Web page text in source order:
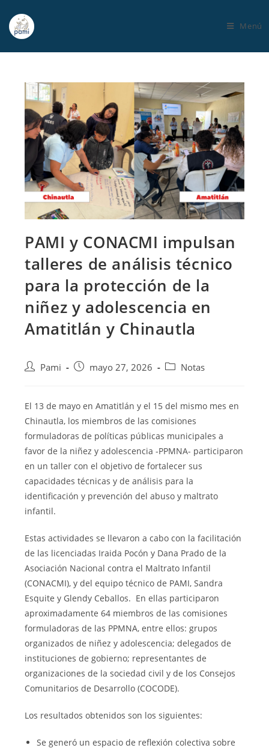
Menú
PAMI y CONACMI impulsan
talleres de análisis técnico
para la protección de la
niñez y adolescencia en
Amatitlán y Chinautla
Pami mayo 27, 2026 Notas
El 13 de mayo en Amatitlán y el 15 del mismo mes en
Chinautla, los miembros de las comisiones
formuladoras de políticas públicas municipales a
favor de la niñez y adolescencia -PPMNA- participaron
en un taller con el objetivo de fortalecer sus
capacidades técnicas y de análisis para la
identificación y prevención del abuso y maltrato
infantil.
Estas actividades se llevaron a cabo con la facilitación
de las licenciadas Iraida Pocón y Dana Prado de la
Asociación Nacional contra el Maltrato Infantil
(CONACMI), y del equipo técnico de PAMI, Sandra
Esquite y Glendy Ceballos. En ellas participaron
aproximadamente 64 miembros de las comisiones
formuladoras de las PPMNA, entre ellos: grupos
organizados de niñez y adolescencia; delegados de
instituciones de gobierno; representantes de
organizaciones de la sociedad civil y de los Consejos
Comunitarios de Desarrollo (COCODE).
Los resultados obtenidos son los siguientes:
Se generó un espacio de reflexión colectiva sobre